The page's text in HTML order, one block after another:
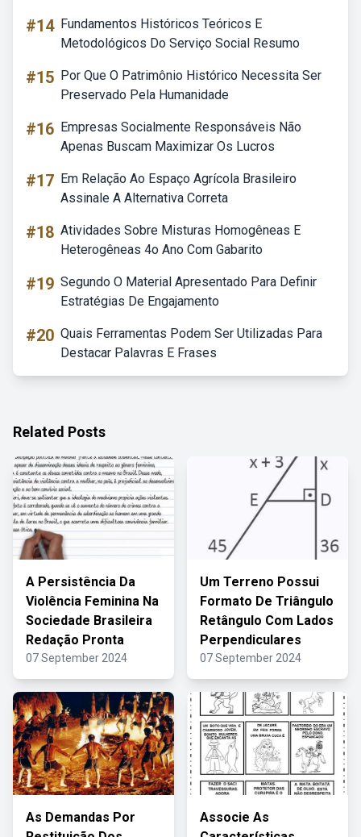
#14 Fundamentos Históricos Teóricos E
Metodológicos Do Serviço Social Resumo
#15 Por Que O Patrimônio Histórico Necessita Ser
Preservado Pela Humanidade
#16 Empresas Socialmente Responsáveis Não
Apenas Buscam Maximizar Os Lucros
#17 Em Relação Ao Espaço Agrícola Brasileiro
Assinale A Alternativa Correta
#18 Atividades Sobre Misturas Homogêneas E
Heterogêneas 4o Ano Com Gabarito
#19 Segundo O Material Apresentado Para Definir
Estratégias De Engajamento
#20 Quais Ferramentas Podem Ser Utilizadas Para
Destacar Palavras E Frases
Related Posts
A Persistência Da
Violência Feminina Na
Sociedade Brasileira
Redação Pronta
07 September 2024
Um Terreno Possui
Formato De Triângulo
Retângulo Com Lados
Perpendiculares
07 September 2024
As Demandas Por
Associe As